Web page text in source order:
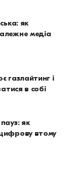
як
медіа
газлайтинг і
в собі
як
втому